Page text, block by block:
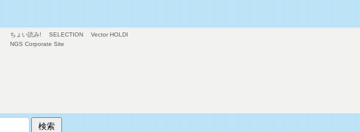
ちょい読み! SELECTION
Vector HOLDI
NGS Corporate Site